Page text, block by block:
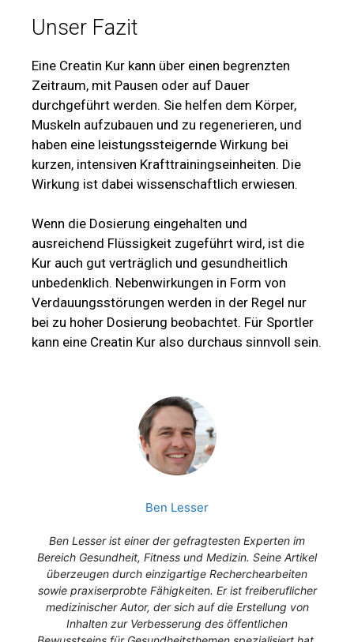
Unser Fazit
Eine Creatin Kur kann über einen begrenzten
Zeitraum, mit Pausen oder auf Dauer
durchgeführt werden. Sie helfen dem Körper,
Muskeln aufzubauen und zu regenerieren, und
haben eine leistungssteigernde Wirkung bei
kurzen, intensiven Krafttrainingseinheiten. Die
Wirkung ist dabei wissenschaftlich erwiesen.
Wenn die Dosierung eingehalten und
ausreichend Flüssigkeit zugeführt wird, ist die
Kur auch gut verträglich und gesundheitlich
unbedenklich. Nebenwirkungen in Form von
Verdauungsstörungen werden in der Regel nur
bei zu hoher Dosierung beobachtet. Für Sportler
kann eine Creatin Kur also durchaus sinnvoll sein.
Ben Lesser
Ben Lesser ist einer der gefragtesten Experten im
Bereich Gesundheit, Fitness und Medizin. Seine Artikel
überzeugen durch einzigartige Recherchearbeiten
sowie praxiserprobte Fähigkeiten. Er ist freiberuflicher
medizinischer Autor, der sich auf die Erstellung von
Inhalten zur Verbesserung des öffentlichen